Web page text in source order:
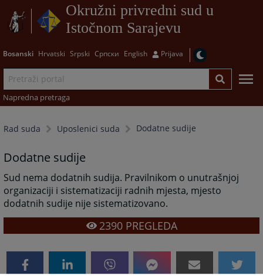
Okružni privredni sud u
Istočnom Sarajevu
Bosanski Hrvatski Srpski Српски English Prijava
Napredna pretraga
Rad suda Uposlenici suda Dodatne sudije
Dodatne sudije
Sud nema dodatnih sudija. Pravilnikom o unutrašnjoj
organizaciji i sistematizaciji radnih mjesta, mjesto
dodatnih sudije nije sistematizovano.
2390PREGLEDA